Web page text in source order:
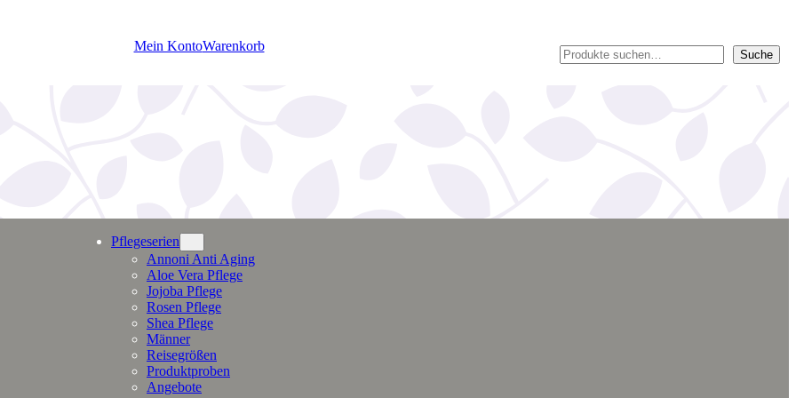
Mein KontoWarenkorb
Suche
Pflegeserien
Annoni Anti Aging
Aloe Vera Pflege
Jojoba Pflege
Rosen Pflege
Shea Pflege
Männer
Reisegrößen
Produktproben
Angebote